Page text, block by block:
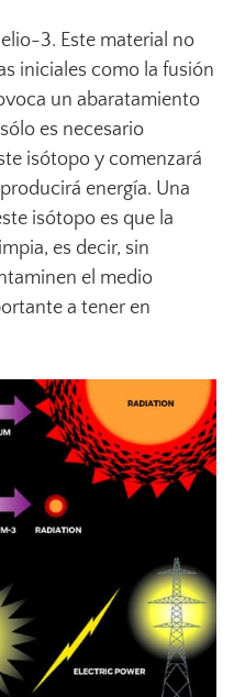
3. Este material no
iniciales como la fusión
un abaratamiento
es necesario
isótopo y comenzará
energía. Una
isótopo es que la
es decir, sin
el medio
a tener en